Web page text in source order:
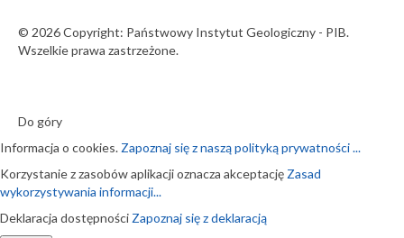
© 2026 Copyright: Państwowy Instytut Geologiczny - PIB.
Wszelkie prawa zastrzeżone.
Do góry
Informacja o cookies. Zapoznaj się z naszą polityką prywatności ...
Korzystanie z zasobów aplikacji oznacza akceptację Zasad
wykorzystywania informacji...
Deklaracja dostępności Zapoznaj się z deklaracją